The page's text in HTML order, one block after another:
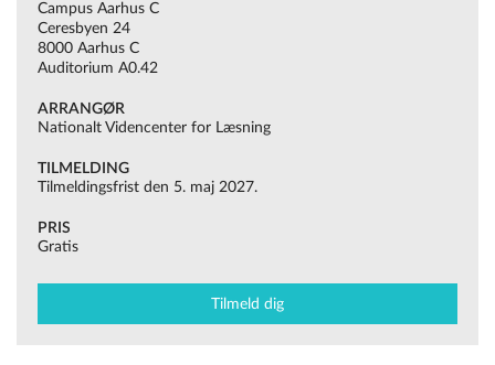
Campus Aarhus C
Ceresbyen 24
8000 Aarhus C
Auditorium A0.42
ARRANGØR
Nationalt Videncenter for Læsning
TILMELDING
Tilmeldingsfrist den 5. maj 2027.
PRIS
Gratis
Tilmeld dig